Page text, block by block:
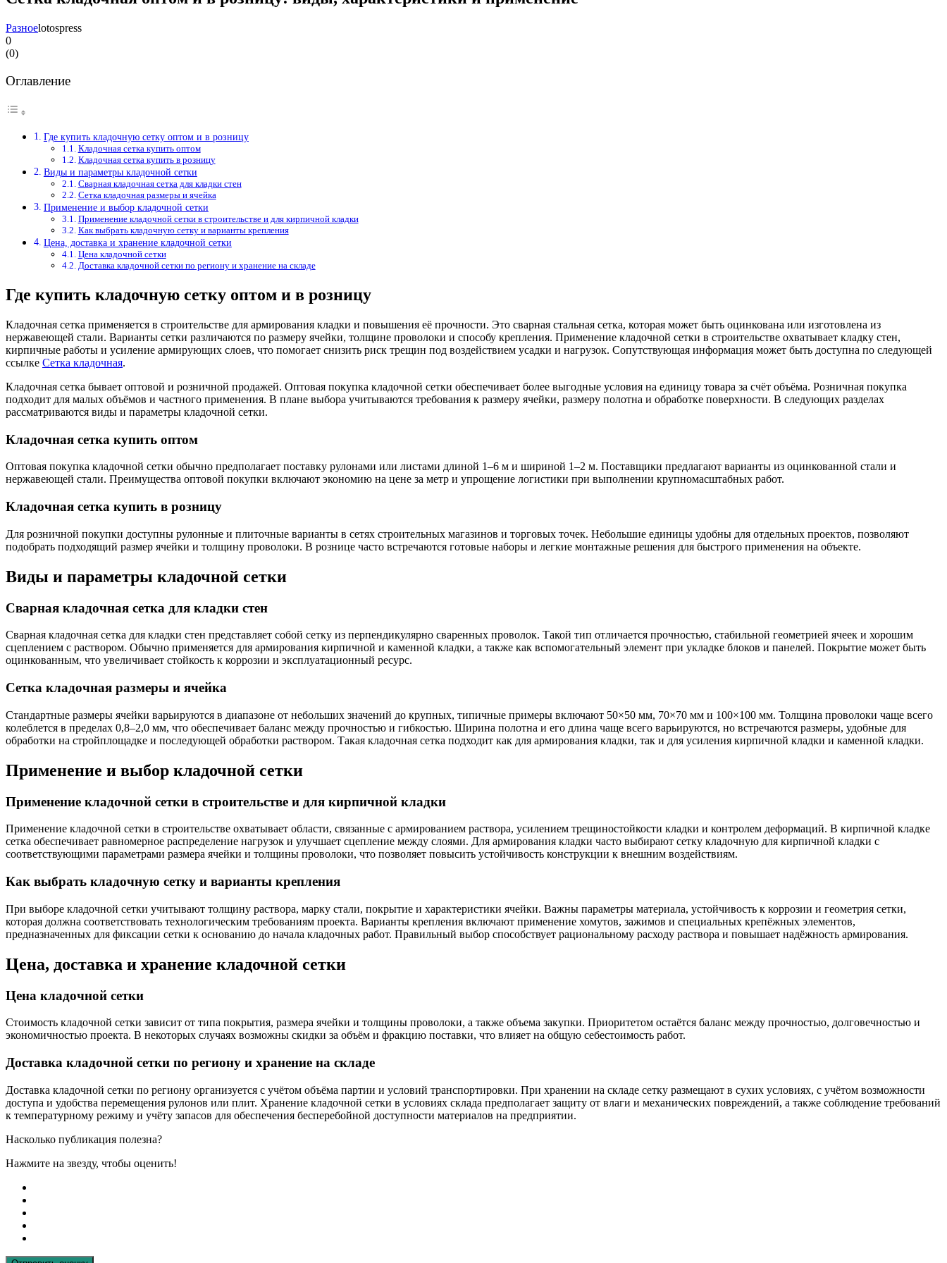
Разноеlotospress
0
(0)
Оглавление
Где купить кладочную сетку оптом и в розницу
Кладочная сетка купить оптом
Кладочная сетка купить в розницу
Виды и параметры кладочной сетки
Сварная кладочная сетка для кладки стен
Сетка кладочная размеры и ячейка
Применение и выбор кладочной сетки
Применение кладочной сетки в строительстве и для кирпичной кладки
Как выбрать кладочную сетку и варианты крепления
Цена, доставка и хранение кладочной сетки
Цена кладочной сетки
Доставка кладочной сетки по региону и хранение на складе
Где купить кладочную сетку оптом и в розницу
Кладочная сетка применяется в строительстве для армирования кладки и повышения её прочности. Это сварная стальная сетка, которая может быть оцинкована или изготовлена из
нержавеющей стали. Варианты сетки различаются по размеру ячейки, толщине проволоки и способу крепления. Применение кладочной сетки в строительстве охватывает кладку стен,
кирпичные работы и усиление армирующих слоев, что помогает снизить риск трещин под воздействием усадки и нагрузок. Сопутствующая информация может быть доступна по следующей
ссылке Сетка кладочная.
Кладочная сетка бывает оптовой и розничной продажей. Оптовая покупка кладочной сетки обеспечивает более выгодные условия на единицу товара за счёт объёма. Розничная покупка
подходит для малых объёмов и частного применения. В плане выбора учитываются требования к размеру ячейки, размеру полотна и обработке поверхности. В следующих разделах
рассматриваются виды и параметры кладочной сетки.
Кладочная сетка купить оптом
Оптовая покупка кладочной сетки обычно предполагает поставку рулонами или листами длиной 1–6 м и шириной 1–2 м. Поставщики предлагают варианты из оцинкованной стали и
нержавеющей стали. Преимущества оптовой покупки включают экономию на цене за метр и упрощение логистики при выполнении крупномасштабных работ.
Кладочная сетка купить в розницу
Для розничной покупки доступны рулонные и плиточные варианты в сетях строительных магазинов и торговых точек. Небольшие единицы удобны для отдельных проектов, позволяют
подобрать подходящий размер ячейки и толщину проволоки. В рознице часто встречаются готовые наборы и легкие монтажные решения для быстрого применения на объекте.
Виды и параметры кладочной сетки
Сварная кладочная сетка для кладки стен
Сварная кладочная сетка для кладки стен представляет собой сетку из перпендикулярно сваренных проволок. Такой тип отличается прочностью, стабильной геометрией ячеек и хорошим
сцеплением с раствором. Обычно применяется для армирования кирпичной и каменной кладки, а также как вспомогательный элемент при укладке блоков и панелей. Покрытие может быть
оцинкованным, что увеличивает стойкость к коррозии и эксплуатационный ресурс.
Сетка кладочная размеры и ячейка
Стандартные размеры ячейки варьируются в диапазоне от небольших значений до крупных, типичные примеры включают 50×50 мм, 70×70 мм и 100×100 мм. Толщина проволоки чаще всего
колеблется в пределах 0,8–2,0 мм, что обеспечивает баланс между прочностью и гибкостью. Ширина полотна и его длина чаще всего варьируются, но встречаются размеры, удобные для
обработки на стройплощадке и последующей обработки раствором. Такая кладочная сетка подходит как для армирования кладки, так и для усиления кирпичной кладки и каменной кладки.
Применение и выбор кладочной сетки
Применение кладочной сетки в строительстве и для кирпичной кладки
Применение кладочной сетки в строительстве охватывает области, связанные с армированием раствора, усилением трещиностойкости кладки и контролем деформаций. В кирпичной кладке
сетка обеспечивает равномерное распределение нагрузок и улучшает сцепление между слоями. Для армирования кладки часто выбирают сетку кладочную для кирпичной кладки с
соответствующими параметрами размера ячейки и толщины проволоки, что позволяет повысить устойчивость конструкции к внешним воздействиям.
Как выбрать кладочную сетку и варианты крепления
При выборе кладочной сетки учитывают толщину раствора, марку стали, покрытие и характеристики ячейки. Важны параметры материала, устойчивость к коррозии и геометрия сетки,
которая должна соответствовать технологическим требованиям проекта. Варианты крепления включают применение хомутов, зажимов и специальных крепёжных элементов,
предназначенных для фиксации сетки к основанию до начала кладочных работ. Правильный выбор способствует рациональному расходу раствора и повышает надёжность армирования.
Цена, доставка и хранение кладочной сетки
Цена кладочной сетки
Стоимость кладочной сетки зависит от типа покрытия, размера ячейки и толщины проволоки, а также объема закупки. Приоритетом остаётся баланс между прочностью, долговечностью и
экономичностью проекта. В некоторых случаях возможны скидки за объём и фракцию поставки, что влияет на общую себестоимость работ.
Доставка кладочной сетки по региону и хранение на складе
Доставка кладочной сетки по региону организуется с учётом объёма партии и условий транспортировки. При хранении на складе сетку размещают в сухих условиях, с учётом возможности
доступа и удобства перемещения рулонов или плит. Хранение кладочной сетки в условиях склада предполагает защиту от влаги и механических повреждений, а также соблюдение требований
к температурному режиму и учёту запасов для обеспечения бесперебойной доступности материалов на предприятии.
Насколько публикация полезна?
Нажмите на звезду, чтобы оценить!